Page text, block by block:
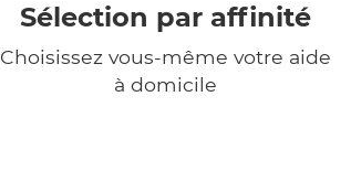
Sélection par affinité
Choisissez vous-même votre aide
à domicile